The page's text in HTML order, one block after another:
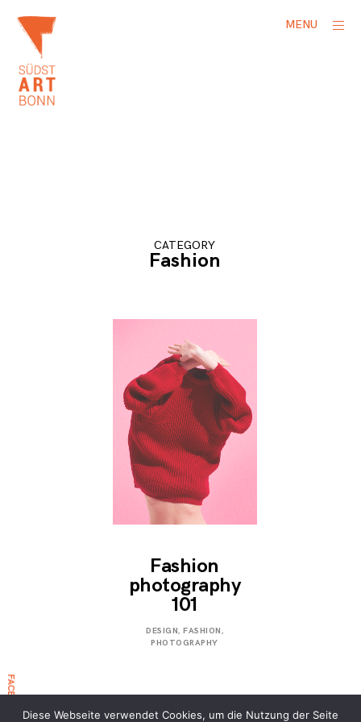
content
MENU
CATEGORY
Fashion
Fashion
photography
101
DESIGN, FASHION ,
PHOTOGRAPHY
Diese Webseite verwendet Cookies, um die Nutzung der Seite